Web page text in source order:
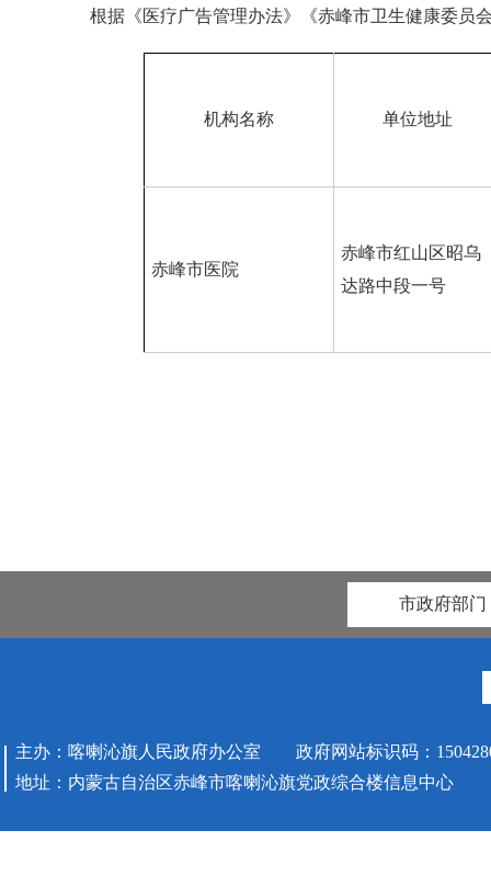
根据《医疗广告管理办法》《赤峰市卫生健康委员会
机构名称 单位地址
赤峰市医院
赤峰市红山区昭乌
达路中段一号
市政府部门
主办：喀喇沁旗人民政府办公室 政府网站标识码：
地址：内蒙古自治区赤峰市喀喇沁旗党政综合楼信息中心